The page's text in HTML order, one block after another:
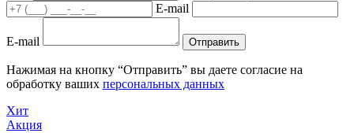
E-mail
E-mail Отправить
Нажимая на кнопку “Отправить” вы даете согласие на
обработку ваших персональных данных
Хит
Акция